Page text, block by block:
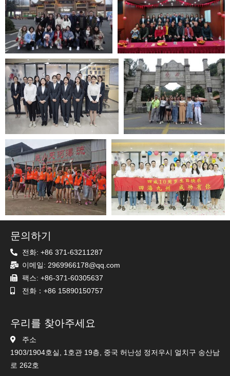
문의하기
전화: +86 371-63211287
이메일: 2969966178@qq.com
팩스: +86-371-60305637
전화：+86 15890150757
우리를 찾아주세요
주소
1903/1904호실, 1호관 19층, 중국 허난성 정저우시 얼치구 송산남
로 262호